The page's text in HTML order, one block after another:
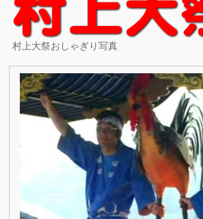
村上大祭おしゃぎり写真